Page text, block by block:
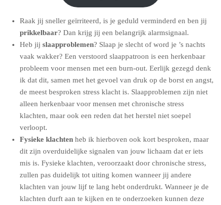
Raak jij sneller geïrriteerd, is je geduld verminderd en ben jij
prikkelbaar? Dan krijg jij een belangrijk alarmsignaal.
Heb jij slaapproblemen? Slaap je slecht of word je ’s nachts
vaak wakker? Een verstoord slaappatroon is een herkenbaar
probleem voor mensen met een burn-out. Eerlijk gezegd denk
ik dat dit, samen met het gevoel van druk op de borst en angst,
de meest besproken stress klacht is. Slaapproblemen zijn niet
alleen herkenbaar voor mensen met chronische stress
klachten, maar ook een reden dat het herstel niet soepel
verloopt.
Fysieke klachten heb ik hierboven ook kort besproken, maar
dit zijn overduidelijke signalen van jouw lichaam dat er iets
mis is. Fysieke klachten, veroorzaakt door chronische stress,
zullen pas duidelijk tot uiting komen wanneer jij andere
klachten van jouw lijf te lang hebt onderdrukt. Wanneer je de
klachten durft aan te kijken en te onderzoeken kunnen deze